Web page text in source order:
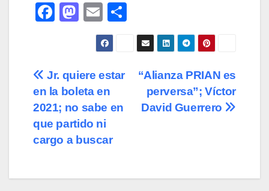
F
e
b
o
o
k
M
o
d
o
n
E
m
ail
o
m
tir
Navegación
de
entradas
“Alianza PRIAN es
perversa”; Víctor
David Guerrero
Jr. quiere estar
en la boleta en
2021; no sabe en
que partido ni
cargo a buscar